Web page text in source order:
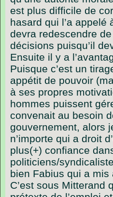
est plus difficile de
hasard qui l’a appelé
devra redescendre
décisions puisqu’il
Ensuite il y a
Puisque c’est un
appétit de pouvoir
à ses propres
hommes puissent
convenait au besoin
gouvernement, alors
n’importe qui a droit
plus(+) confiance
politiciens/
bien Fabius qui a mis
C’est sous Mitterand